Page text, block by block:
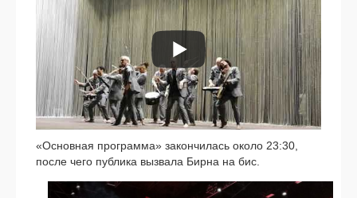
«Основная про­грам­ма» закон­чи­лась око­ло 23:30,
после чего пуб­ли­ка вызва­ла Бирна на бис.